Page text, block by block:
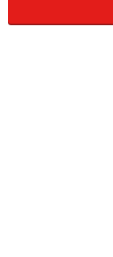
この五月病と